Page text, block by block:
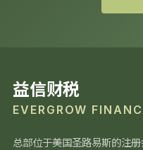
益信财税
EVERGROW
总部位于美国圣路易斯的注